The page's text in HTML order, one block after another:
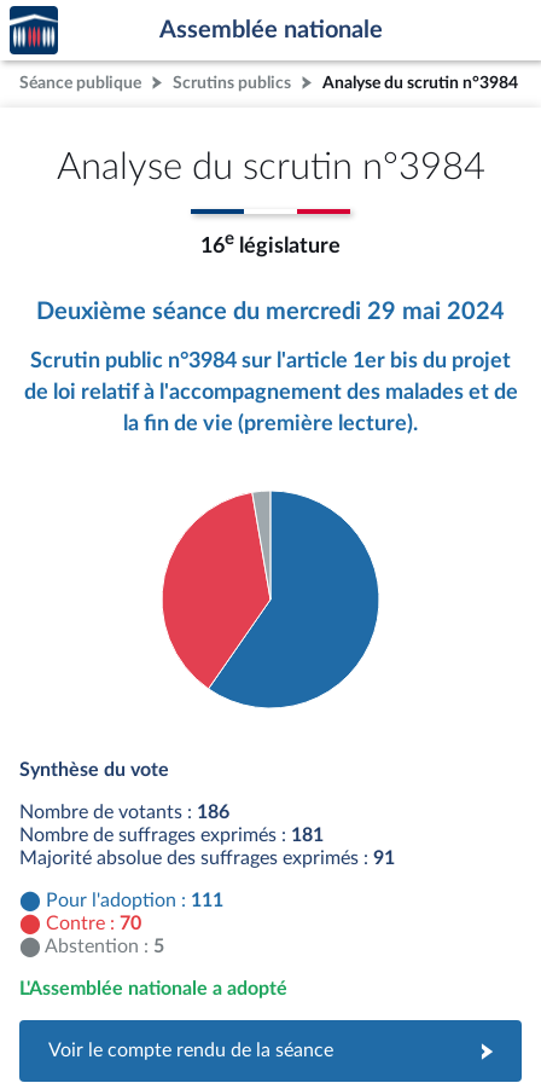
Aller au contenu
Aller en bas de la page
Accèder
à la
page
d'accueil
Assemblée nationale
Séance publique Scrutins publics Analyse du scrutin n°3984
Analyse du scrutin n°3984
16e législature
Deuxième séance du mercredi 29 mai 2024
Scrutin public n°3984 sur l'article 1er bis du projet
de loi relatif à l'accompagnement des malades et de
la fin de vie (première lecture).
Synthèse du vote
Nombre de votants : 186
Nombre de suffrages exprimés : 181
Majorité absolue des suffrages exprimés : 91
Pour l'adoption : 111
Contre : 70
Abstention : 5
L'Assemblée nationale a adopté
Voir le compte rendu de la séance